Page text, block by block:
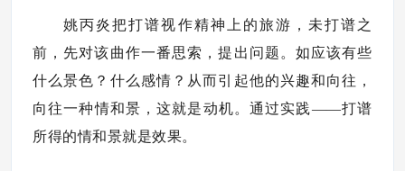
姚丙炎把打谱视作精神上的旅游，未打谱之
前，先对该曲作一番思索，提出问题。如应该有些
什么景色？什么感情？从而引起他的兴趣和向往，
向往一种情和景，这就是动机。通过实践——打谱
所得的情和景就是效果。